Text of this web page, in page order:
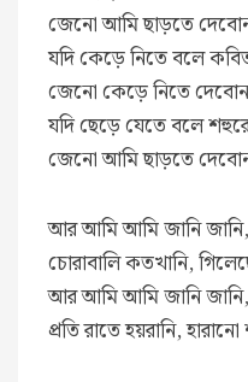
জেনো আমি ছাড়তে
যদি কেড়ে নিতে বলে
জেনো কেড়ে নিতে
যদি ছেড়ে যেতে বলে
জেনো আমি ছাড়তে
আর আমি আমি জানি জানি,
চোরাবালি কতখানি,
আর আমি আমি জানি জানি,
প্রতি রাতে হয়রানি,